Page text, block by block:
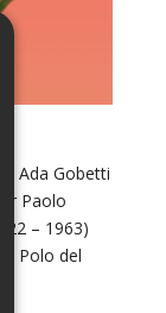
Ada Gobetti
Paolo
– 1963)
Polo del